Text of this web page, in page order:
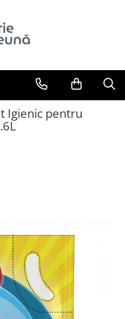
Igienic pentru